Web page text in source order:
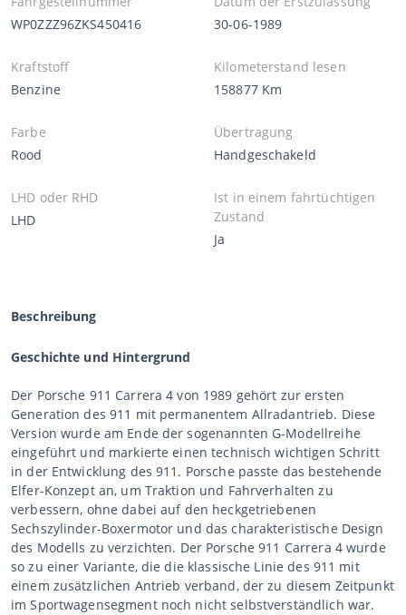
WP0ZZZ96ZKS450416
30-06-1989
Kraftstoff
Benzine
Kilometerstand lesen
158877 Km
Farbe
Rood
Übertragung
Handgeschakeld
LHD oder RHD
LHD
Ist in einem fahrtüchtigen
Zustand
Ja
Beschreibung
Geschichte und Hintergrund
Der Porsche 911 Carrera 4 von 1989 gehört zur ersten
Generation des 911 mit permanentem Allradantrieb. Diese
Version wurde am Ende der sogenannten G-Modellreihe
eingeführt und markierte einen technisch wichtigen Schritt
in der Entwicklung des 911. Porsche passte das bestehende
Elfer-Konzept an, um Traktion und Fahrverhalten zu
verbessern, ohne dabei auf den heckgetriebenen
Sechszylinder-Boxermotor und das charakteristische Design
des Modells zu verzichten. Der Porsche 911 Carrera 4 wurde
so zu einer Variante, die die klassische Linie des 911 mit
einem zusätzlichen Antrieb verband, der zu diesem Zeitpunkt
im Sportwagensegment noch nicht selbstverständlich war.